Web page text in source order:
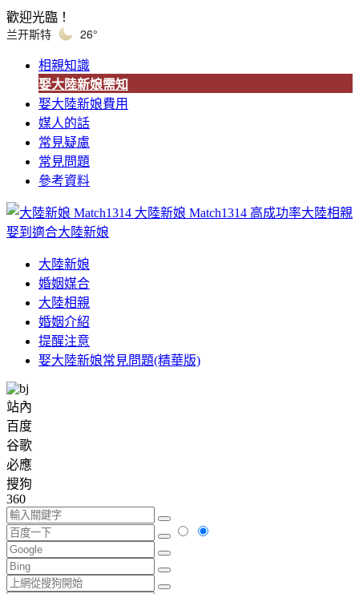
歡迎光臨！
兰开斯特 26°
相親知識
娶大陸新娘需知
娶大陸新娘費用
媒人的話
常見疑慮
常見問題
參考資料
大陸新娘 Match1314 高成功率大陸相親
娶到適合大陸新娘
大陸新娘
婚姻媒合
大陸相親
婚姻介紹
提醒注意
娶大陸新娘常見問題(精華版)
站內
百度
谷歌
必應
搜狗
360